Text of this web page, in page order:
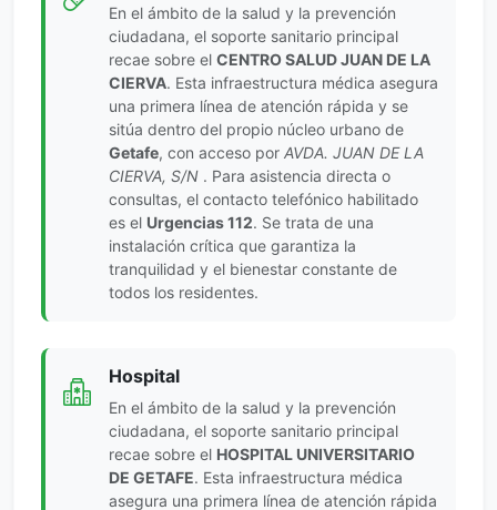
En el ámbito de la salud y la prevención
ciudadana, el soporte sanitario principal
recae sobre el CENTRO SALUD JUAN DE LA
CIERVA. Esta infraestructura médica asegura
una primera línea de atención rápida y se
sitúa dentro del propio núcleo urbano de
Getafe, con acceso por AVDA. JUAN DE LA
CIERVA, S/N . Para asistencia directa o
consultas, el contacto telefónico habilitado
es el Urgencias 112. Se trata de una
instalación crítica que garantiza la
tranquilidad y el bienestar constante de
todos los residentes.
Hospital
En el ámbito de la salud y la prevención
ciudadana, el soporte sanitario principal
recae sobre el HOSPITAL UNIVERSITARIO
DE GETAFE. Esta infraestructura médica
asegura una primera línea de atención rápida